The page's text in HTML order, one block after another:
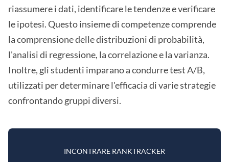
riassumere i dati, identificare le tendenze e verificare
le ipotesi. Questo insieme di competenze comprende
la comprensione delle distribuzioni di probabilità,
l'analisi di regressione, la correlazione e la varianza.
Inoltre, gli studenti imparano a condurre test A/B,
utilizzati per determinare l'efficacia di varie strategie
confrontando gruppi diversi.
INCONTRARE RANKTRACKER